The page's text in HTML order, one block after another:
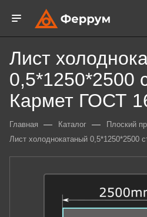
Лист
0,5*1250*2500
Кармет ГОСТ
Главная — Каталог — Плоский
Лист холоднокатаный 0,5*1250*2500